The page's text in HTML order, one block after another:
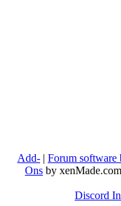
Forum software
|
Add-
Ons by
Discord